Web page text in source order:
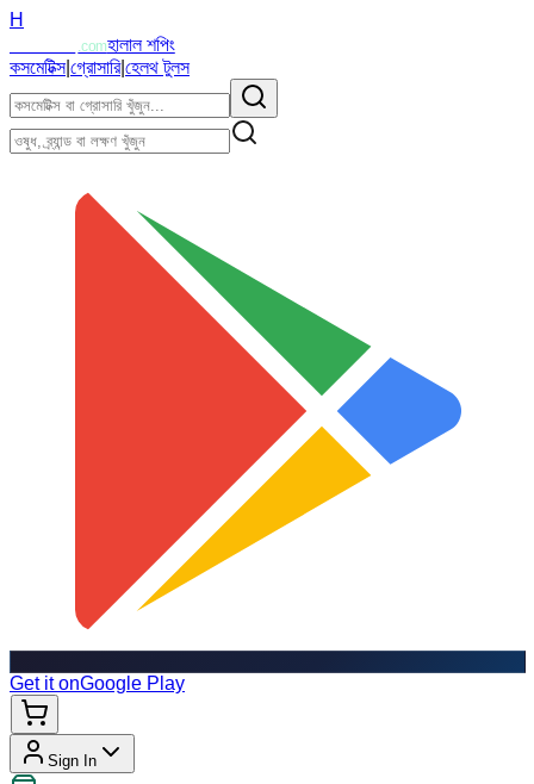
H
.comহালাল শপিং
কসমেটিক্স|গ্রোসারি|হেলথ টুলস
Get it onGoogle Play
Sign In